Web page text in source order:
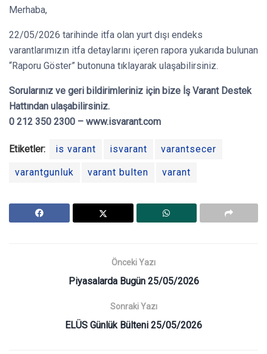
Merhaba,
22/05/2026 tarihinde itfa olan yurt dışı endeks
varantlarımızın itfa detaylarını içeren rapora yukarıda bulunan
“Raporu Göster” butonuna tıklayarak ulaşabilirsiniz.
Sorularınız ve geri bildirimleriniz için bize İş Varant Destek
Hattından ulaşabilirsiniz.
0 212 350 2300 – www.isvarant.com
Etiketler: is varant isvarant varantsecer
varantgunluk varant bulten varant
Önceki Yazı
Piyasalarda Bugün 25/05/2026
Sonraki Yazı
ELÜS Günlük Bülteni 25/05/2026